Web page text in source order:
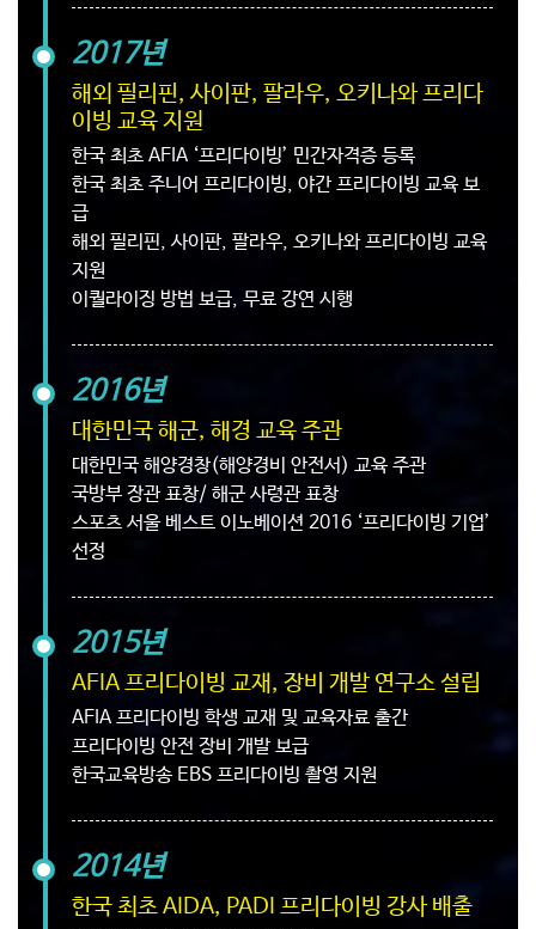
2017년
해외 필리핀, 사이판, 팔라우, 오키나와 프리다
이빙 교육 지원
한국 최초 AFIA ‘프리다이빙’ 민간자격증 등록
한국 최초 주니어 프리다이빙, 야간 프리다이빙 교육 보
급
해외 필리핀, 사이판, 팔라우, 오키나와 프리다이빙 교육
지원
이퀄라이징 방법 보급, 무료 강연 시행
2016년
대한민국 해군, 해경 교육 주관
대한민국 해양경창(해양경비 안전서) 교육 주관
국방부 장관 표창/ 해군 사령관 표창
스포츠 서울 베스트 이노베이션 2016 ‘프리다이빙 기업’
선정
2015년
AFIA 프리다이빙 교재, 장비 개발 연구소 설립
AFIA 프리다이빙 학생 교재 및 교육자료 출간
프리다이빙 안전 장비 개발 보급
한국교육방송 EBS 프리다이빙 촬영 지원
2014년
한국 최초 AIDA, PADI 프리다이빙 강사 배출